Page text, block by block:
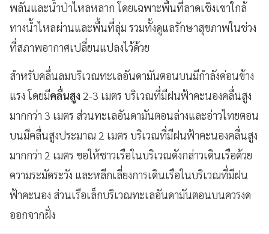
พลันและน้ำป่าไหลหลาก โดยเฉพาะพื้นที่ลาดเชิงเขาใกล้
ทางน้ำไหลผ่านและพื้นที่ลุ่ม รวมทั้งดูแลรักษาสุขภาพในช่วง
ที่สภาพอากาศเปลี่ยนแปลงไว้ด้วย
สำหรับคลื่นลมบริเวณทะเลอันดามันตอนบนมีกำลังค่อนข้าง
แรง โดยมีคลื่นสูง 2-3 เมตร บริเวณที่มีฝนฟ้าคะนองคลื่นสูง
มากกว่า 3 เมตร ส่วนทะเลอันดามันตอนล่างและอ่าวไทยตอน
บนมีคลื่นสูงประมาณ 2 เมตร บริเวณที่มีฝนฟ้าคะนองคลื่นสูง
มากกว่า 2 เมตร ขอให้ชาวเรือในบริเวณดังกล่าวเดินเรือด้วย
ความระมัดระวัง และหลีกเลี่ยงการเดินเรือในบริเวณที่มีฝน
ฟ้าคะนอง ส่วนเรือเล็กบริเวณทะเลอันดามันตอนบนควรงด
ออกจากฝั่ง